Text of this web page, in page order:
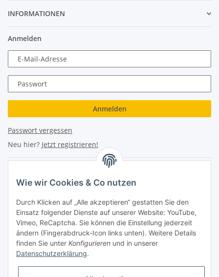
INFORMATIONEN
Anmelden
E-Mail-Adresse
Passwort
Anmelden
Passwort vergessen
Neu hier? Jetzt registrieren!
Hauptplatz 4
2870 Aspang
eMail: info@turboloch.at
Tel: +43 (0)660/1314150
Wie wir Cookies & Co nutzen
Durch Klicken auf „Alle akzeptieren“ gestatten Sie den
Einsatz folgender Dienste auf unserer Website: YouTube,
Vimeo, ReCaptcha. Sie können die Einstellung jederzeit
ändern (Fingerabdruck-Icon links unten). Weitere Details
finden Sie unter Konfigurieren und in unserer
Datenschutzerklärung.